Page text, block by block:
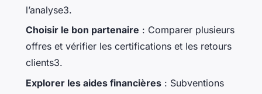
l’analyse3.
Choisir le bon partenaire : Comparer plusieurs
offres et vérifier les certifications et les retours
clients3.
Explorer les aides financières : Subventions